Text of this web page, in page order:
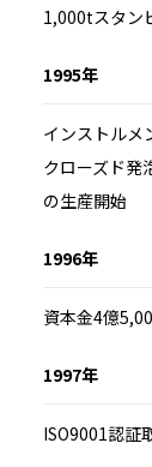
1,000tスタン
1995年
インストルメ
クローズド発
の生産開始
1996年
資本金4億
1997年
ISO9001認証